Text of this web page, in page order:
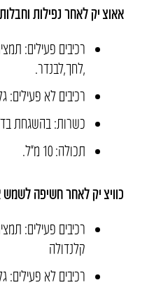
אאוציקלאחרנפילות וחבלות
רכיבים פעילים:
לחךלבנדר.
רכיבים לא פעילים:
כשרות: בהשגחת בד
תכולה: 10 מ״ל.
כוויציקלאחרחשיפהלשמש
רכיבים פעילים:
קלנדולה
רכיבים לא פעילים: